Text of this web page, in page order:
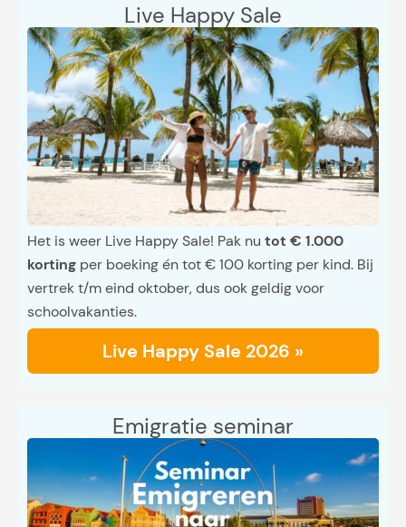
Live Happy Sale
Het is weer Live Happy Sale! Pak nu tot € 1.000
korting per boeking én tot € 100 korting per kind. Bij
vertrek t/m eind oktober, dus ook geldig voor
schoolvakanties.
Live Happy Sale 2026 »
Emigratie seminar